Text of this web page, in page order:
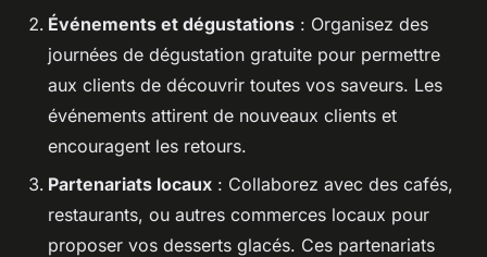
Événements et dégustations : Organisez des
journées de dégustation gratuite pour permettre
aux clients de découvrir toutes vos saveurs. Les
événements attirent de nouveaux clients et
encouragent les retours.
Partenariats locaux : Collaborez avec des cafés,
restaurants, ou autres commerces locaux pour
proposer vos desserts glacés. Ces partenariats